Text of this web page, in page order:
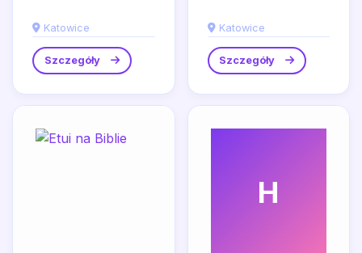
biżuteria i dodatki do
wnętrz tworzą
spójną,...
Katowice
Szczegóły
samochodów
sportowych w
Katowicach,
nastawiona na
Katowice
Szczegóły
H